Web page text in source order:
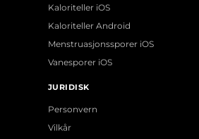
Kaloriteller iOS
Kaloriteller Android
Menstruasjonssporer iOS
Vanesporer iOS
JURIDISK
Personvern
Vilkår